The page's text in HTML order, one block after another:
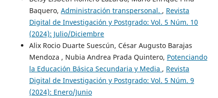
Baquero, Administración transpersonal. , Revista
Digital de Investigación y Postgrado: Vol. 5 Núm. 10
(2024): Julio/Diciembre
Alix Rocio Duarte Suescún, César Augusto Barajas
Mendoza , Nubia Andrea Prada Quintero, Potenciando
la Educación Básica Secundaria y Media , Revista
Digital de Investigación y Postgrado: Vol. 5 Núm. 9
(2024): Enero/Junio